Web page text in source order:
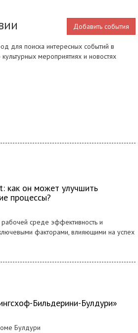
Добавить cобытия
для поиска интересных событий в
культурных мероприятиях и новостях
как он может улучшить
процессы?
среде эффективность и
факторами, влияющими на успех
Бильдерини-Булдури»
Булдури